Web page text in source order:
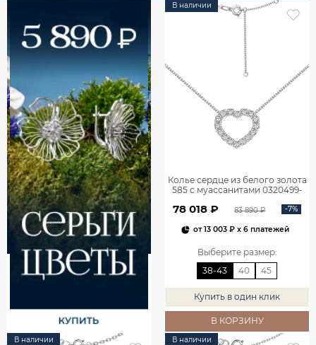
В наличии
Колье сердце из белого золота
585 с муассанитами 0320499-
78 018 ₽ 83 890 ₽ -7%
от13 003 ₽ x 6 платежей
Выберите размер:
38-43
40 45
Купить в один клик
В КОРЗИНУ
В наличии В наличии